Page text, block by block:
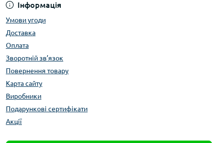
Інформація
Умови угоди
Доставка
Оплата
Зворотній зв’язок
Повернення товару
Карта сайту
Виробники
Подарункові сертифікати
Акції